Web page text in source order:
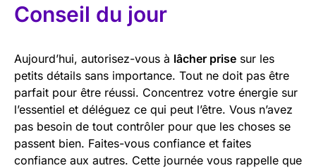
Conseil du jour
Aujourd’hui, autorisez-vous à lâcher prise sur les
petits détails sans importance. Tout ne doit pas être
parfait pour être réussi. Concentrez votre énergie sur
l’essentiel et déléguez ce qui peut l’être. Vous n’avez
pas besoin de tout contrôler pour que les choses se
passent bien. Faites-vous confiance et faites
confiance aux autres. Cette journée vous rappelle que